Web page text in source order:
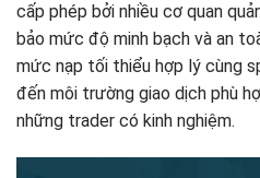
cấp phép bởi nhiều cơ quan
bảo mức độ minh bạch và an
mức nạp tối thiểu hợp lý cùng
đến môi trường giao dịch phù
những trader có kinh nghiệm.